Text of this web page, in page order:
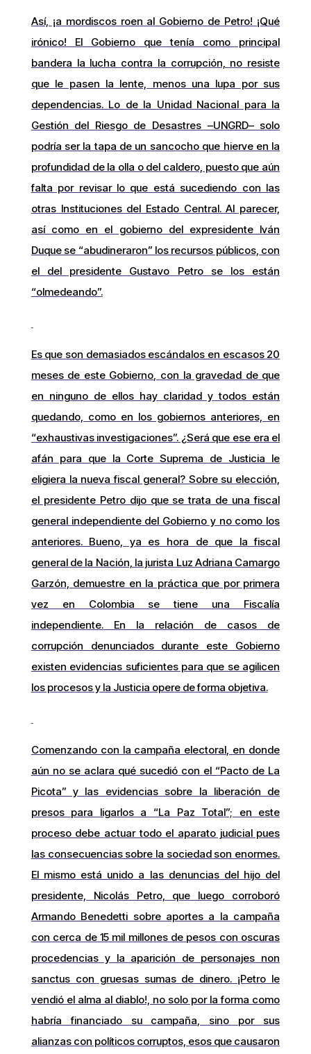
Así, ¡a mordiscos roen al Gobierno de Petro! ¡Qué
irónico! El Gobierno que tenía como principal
bandera la lucha contra la corrupción, no resiste
que le pasen la lente, menos una lupa por sus
dependencias. Lo de la Unidad Nacional para la
Gestión del Riesgo de Desastres –UNGRD– solo
podría ser la tapa de un sancocho que hierve en la
profundidad de la olla o del caldero, puesto que aún
falta por revisar lo que está sucediendo con las
otras Instituciones del Estado Central. Al parecer,
así como en el gobierno del expresidente Iván
Duque se “abudineraron” los recursos públicos, con
el del presidente Gustavo Petro se los están
“olmedeando”.
Es que son demasiados escándalos en escasos 20
meses de este Gobierno, con la gravedad de que
en ninguno de ellos hay claridad y todos están
quedando, como en los gobiernos anteriores, en
“exhaustivas investigaciones”. ¿Será que ese era el
afán para que la Corte Suprema de Justicia le
eligiera la nueva fiscal general? Sobre su elección,
el presidente Petro dijo que se trata de una fiscal
general independiente del Gobierno y no como los
anteriores. Bueno, ya es hora de que la fiscal
general de la Nación, la jurista Luz Adriana Camargo
Garzón, demuestre en la práctica que por primera
vez en Colombia se tiene una Fiscalía
independiente. En la relación de casos de
corrupción denunciados durante este Gobierno
existen evidencias suficientes para que se agilicen
los procesos y la Justicia opere de forma objetiva.
Comenzando con la campaña electoral, en donde
aún no se aclara qué sucedió con el “Pacto de La
Picota” y las evidencias sobre la liberación de
presos para ligarlos a “La Paz Total”; en este
proceso debe actuar todo el aparato judicial pues
las consecuencias sobre la sociedad son enormes.
El mismo está unido a las denuncias del hijo del
presidente, Nicolás Petro, que luego corroboró
Armando Benedetti sobre aportes a la campaña
con cerca de 15 mil millones de pesos con oscuras
procedencias y la aparición de personajes non
sanctus con gruesas sumas de dinero. ¡Petro le
vendió el alma al diablo!, no solo por la forma como
habría financiado su campaña, sino por sus
alianzas con políticos corruptos, esos que causaron